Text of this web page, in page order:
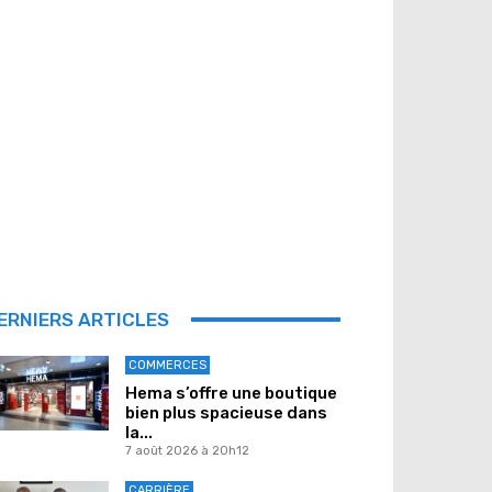
ARTICLES
COMMERCES
Hema s’offre une boutique
bien plus spacieuse dans
la...
7 août 2026 à 20h12